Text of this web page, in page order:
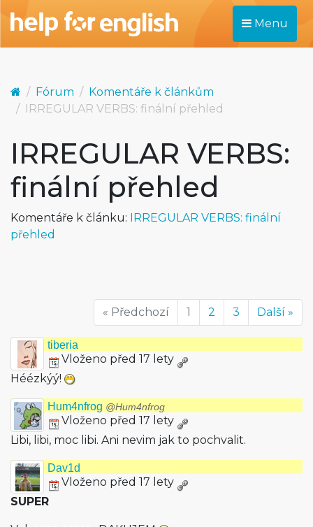
Menu
Fórum
Komentáře k článkům
IRREGULAR VERBS: finální přehled
IRREGULAR VERBS:
finální přehled
Komentáře k článku: IRREGULAR VERBS: finální
přehled
« Předchozí 1 2 3 Další »
tiberia
Vloženo před 17 lety
Héézkýý!
Hum4nfrog @Hum4nfrog
Vloženo před 17 lety
Libi, libi, moc libi. Ani nevim jak to pochvalit.
Dav1d
Vloženo před 17 lety
SUPER